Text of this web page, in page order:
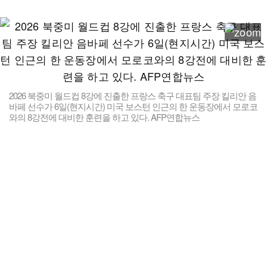
2026 북중미 월드컵 8강에 진출한 프랑스 축구 대표팀 주장 킬리안 음
바페 선수가 6일(현지시간) 미국 보스턴 인근의 한 운동장에서 모로코
와의 8강전에 대비한 훈련을 하고 있다. AFP연합뉴스